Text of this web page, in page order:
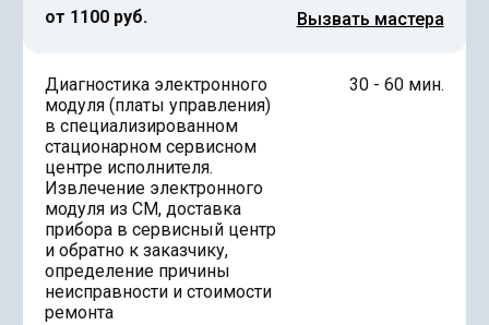
от 1100 руб.
Вызвать мастера
Диагностика электронного
модуля (платы управления)
в специализированном
стационарном сервисном
центре исполнителя.
Извлечение электронного
модуля из СМ, доставка
прибора в сервисный центр
и обратно к заказчику,
определение причины
неисправности и стоимости
ремонта
30 - 60 мин.